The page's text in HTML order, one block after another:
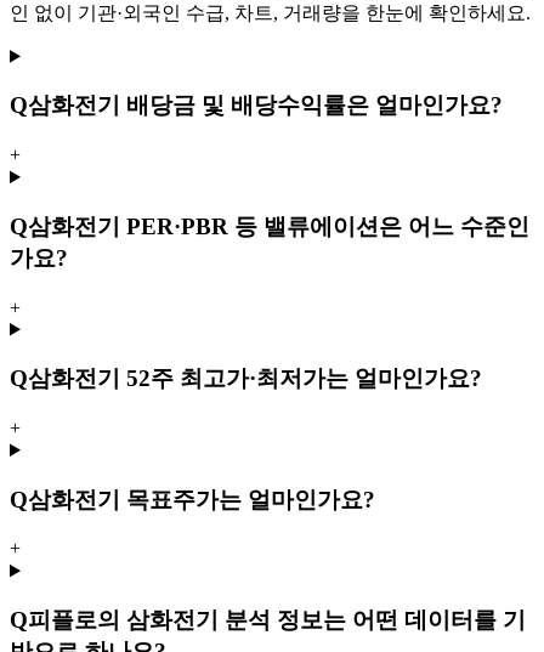
인 없이 기관·외국인 수급, 차트, 거래량을 한눈에 확인하세요.
Q삼화전기 배당금 및 배당수익률은 얼마인가요?
+
Q삼화전기 PER·PBR 등 밸류에이션은 어느 수준인
가요?
+
Q삼화전기 52주 최고가·최저가는 얼마인가요?
+
Q삼화전기 목표주가는 얼마인가요?
+
Q피플로의 삼화전기 분석 정보는 어떤 데이터를 기